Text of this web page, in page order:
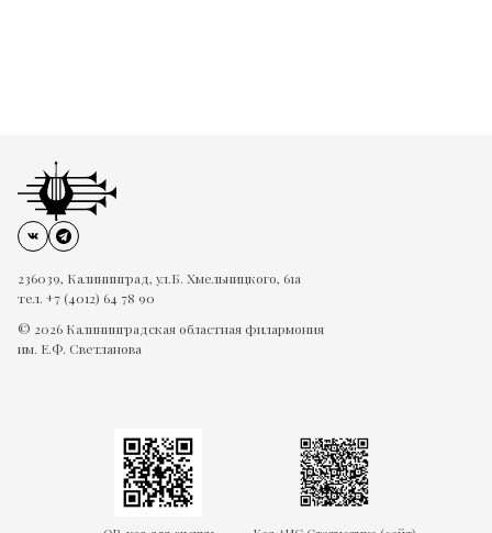
236039, Калининград, ул.Б. Хмельницкого, 61а
тел. +7 (4012) 64 78 90
© 2026 Калининградская областная филармония
им. Е.Ф. Светланова